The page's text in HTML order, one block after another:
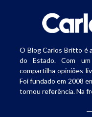
O Blog Carlos Britto é
do Estado. Com um
compartilha opiniões
Foi fundado em 2008
tornou referência. Na